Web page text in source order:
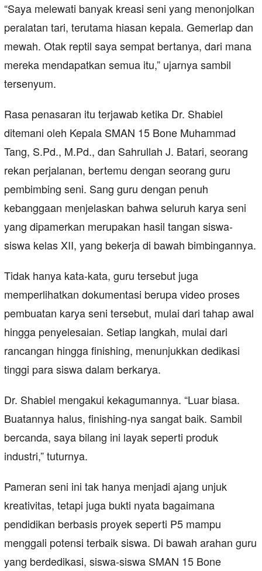
“Saya melewati banyak kreasi seni yang menonjolkan
peralatan tari, terutama hiasan kepala. Gemerlap dan
mewah. Otak reptil saya sempat bertanya, dari mana
mereka mendapatkan semua itu,” ujarnya sambil
tersenyum.
Rasa penasaran itu terjawab ketika Dr. Shabiel
ditemani oleh Kepala SMAN 15 Bone Muhammad
Tang, S.Pd., M.Pd., dan Sahrullah J. Batari, seorang
rekan perjalanan, bertemu dengan seorang guru
pembimbing seni. Sang guru dengan penuh
kebanggaan menjelaskan bahwa seluruh karya seni
yang dipamerkan merupakan hasil tangan siswa-
siswa kelas XII, yang bekerja di bawah bimbingannya.
Tidak hanya kata-kata, guru tersebut juga
memperlihatkan dokumentasi berupa video proses
pembuatan karya seni tersebut, mulai dari tahap awal
hingga penyelesaian. Setiap langkah, mulai dari
rancangan hingga finishing, menunjukkan dedikasi
tinggi para siswa dalam berkarya.
Dr. Shabiel mengakui kekagumannya. “Luar biasa.
Buatannya halus, finishing-nya sangat baik. Sambil
bercanda, saya bilang ini layak seperti produk
industri,” tuturnya.
Pameran seni ini tak hanya menjadi ajang unjuk
kreativitas, tetapi juga bukti nyata bagaimana
pendidikan berbasis proyek seperti P5 mampu
menggali potensi terbaik siswa. Di bawah arahan guru
yang berdedikasi, siswa-siswa SMAN 15 Bone